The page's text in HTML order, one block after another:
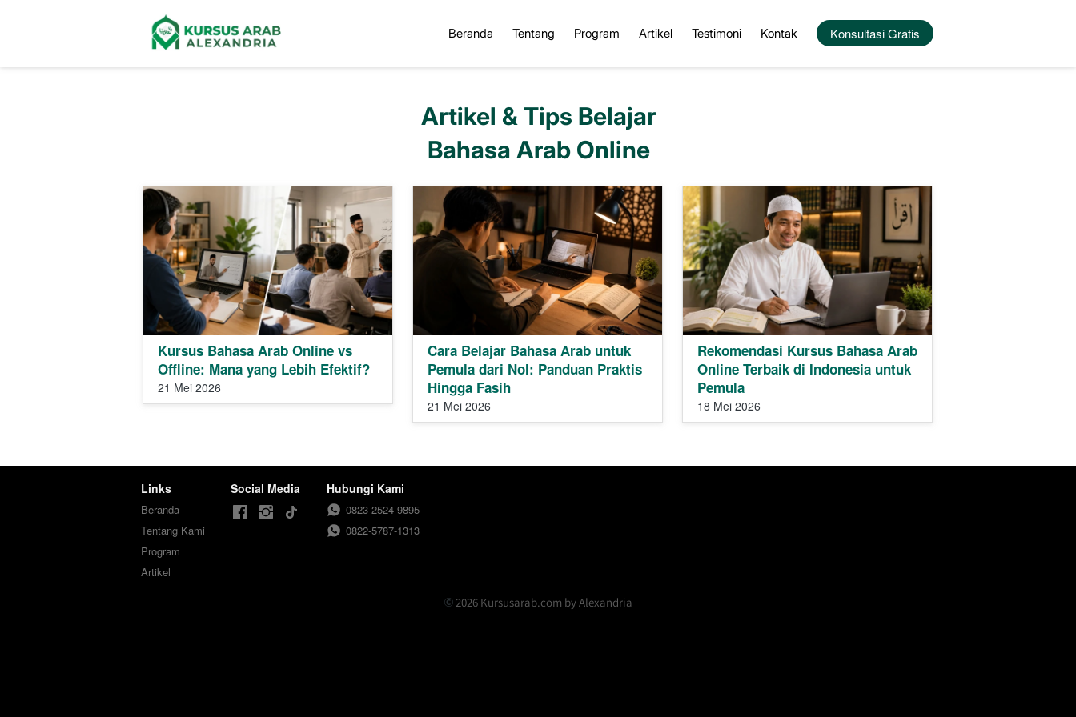
Beranda Tentang Program Artikel Testimoni Kontak `Konsultasi Gratis
Artikel & Tips Belajar
Bahasa Arab Online
Kursus Bahasa Arab Online vs
Offline: Mana yang Lebih Efektif?
21 Mei 2026
Cara Belajar Bahasa Arab untuk
Pemula dari Nol: Panduan Praktis
Hingga Fasih
21 Mei 2026
Rekomendasi Kursus Bahasa Arab
Online Terbaik di Indonesia untuk
Pemula
18 Mei 2026
Links
Beranda
Tentang Kami
Program
Artikel
Social Media Hubungi Kami
0823-2524-9895
0822-5787-1313
2026 Kursusarab.com by Alexandria